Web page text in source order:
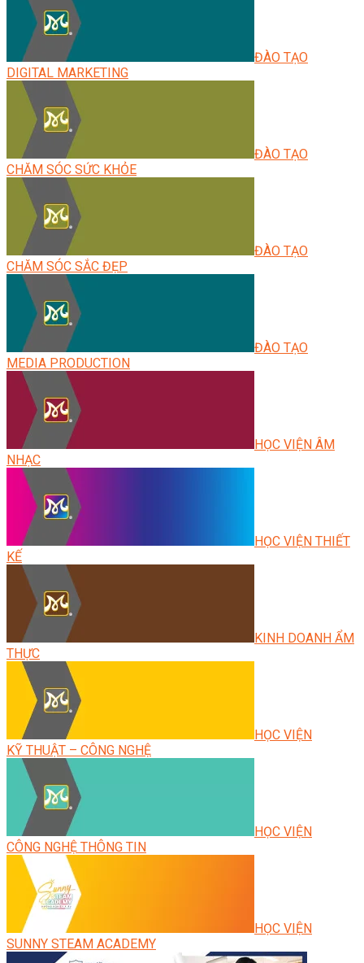
ĐÀO TẠO
DIGITAL MARKETING
ĐÀO TẠO
CHĂM SÓC SỨC KHỎE
ĐÀO TẠO
CHĂM SÓC SẮC ĐẸP
ĐÀO TẠO
MEDIA PRODUCTION
HỌC VIỆN ÂM
NHẠC
HỌC VIỆN THIẾT
KẾ
KINH DOANH ẨM
THỰC
HỌC VIỆN
KỸ THUẬT – CÔNG NGHỆ
HỌC VIỆN
CÔNG NGHỆ THÔNG TIN
HỌC VIỆN
SUNNY STEAM ACADEMY